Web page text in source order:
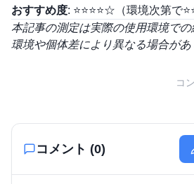
おすすめ度: ⭐⭐⭐⭐☆（環境次第で
本記事の測定は実際の使用環境で
環境や個体差により異なる場合があ
コ
コメント (0)